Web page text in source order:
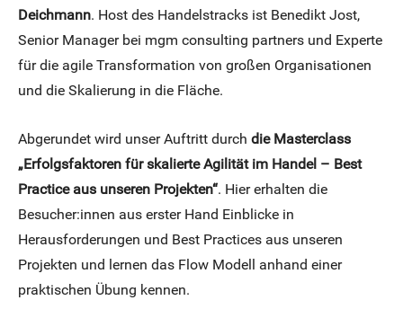
Deichmann. Host des Handelstracks ist Benedikt Jost,
Senior Manager bei mgm consulting partners und Experte
für die agile Transformation von großen Organisationen
und die Skalierung in die Fläche.
Abgerundet wird unser Auftritt durch die Masterclass
„Erfolgsfaktoren für skalierte Agilität im Handel – Best
Practice aus unseren Projekten“. Hier erhalten die
Besucher:innen aus erster Hand Einblicke in
Herausforderungen und Best Practices aus unseren
Projekten und lernen das Flow Modell anhand einer
praktischen Übung kennen.